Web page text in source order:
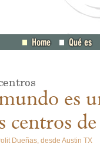
es
centros
Dueñas, desde Austin TX